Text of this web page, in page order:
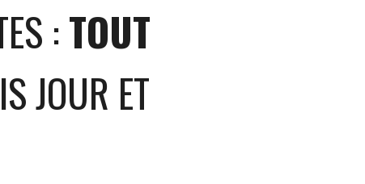
:TOUT
JOUR ET